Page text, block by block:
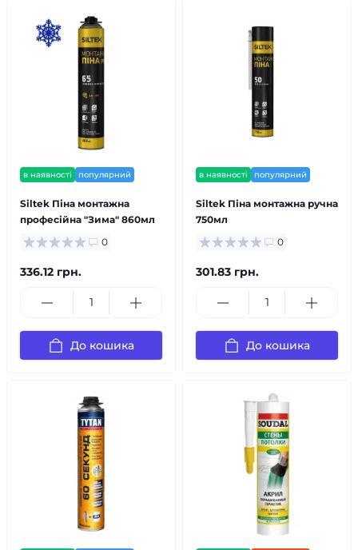
в наявності популярний
Siltek Піна монтажна
професійна "Зима" 860мл
0
336.12 грн.
До кошика
в наявності популярний
Siltek Піна монтажна ручна
750мл
0
301.83 грн.
До кошика